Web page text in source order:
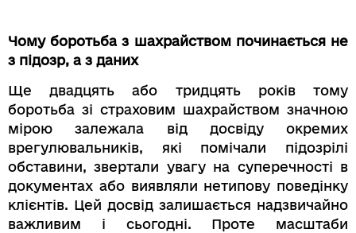
Чому боротьба з шахрайством починається не
з підозр, а з даних
Ще двадцять або тридцять років тому
боротьба зі страховим шахрайством значною
мірою залежала від досвіду окремих
врегулювальників, які помічали підозрілі
обставини, звертали увагу на суперечності в
документах або виявляли нетипову поведінку
клієнтів. Цей досвід залишається надзвичайно
важливим і сьогодні. Проте масштаби